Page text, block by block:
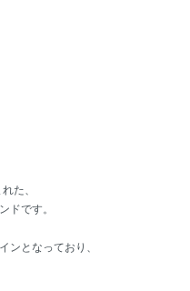
た、
ドです。
ンとなっており、